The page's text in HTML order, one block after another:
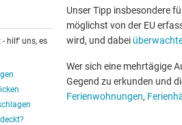
hilf' uns, es
Unser Tipp insbesondere
möglichst von der EU
wird, und dabei
Wer sich eine mehrtägige
Gegend zu erkunden und
Ferienwohnungen,